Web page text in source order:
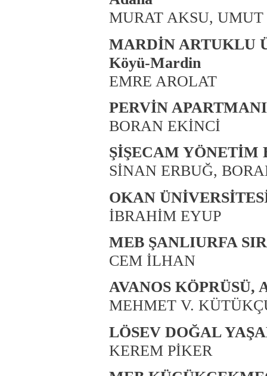
MURAT AKSU,
MARDİN ARTUKLU
Köyü-Mardin
EMRE AROLAT
PERVİN
BORAN EKİNCİ
ŞİŞECAM YÖNETİM
SİNAN ERBUĞ,
OKAN
İBRAHİM EYUP
MEB ŞANLIURFA
CEM İLHAN
AVANOS KÖPRÜSÜ,
MEHMET V.
LÖSEV DOĞAL
KEREM PİKER